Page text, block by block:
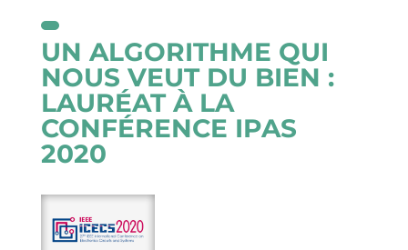
UN ALGORITHME QUI
NOUS VEUT DU BIEN :
LAURÉAT À LA
CONFÉRENCE IPAS
2020